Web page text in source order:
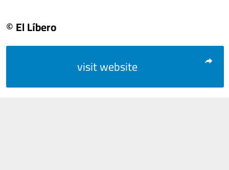
© El Líbero
visit website